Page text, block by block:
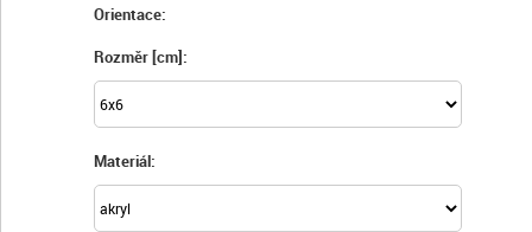
Orientace:
Rozměr [cm]:
Materiál: